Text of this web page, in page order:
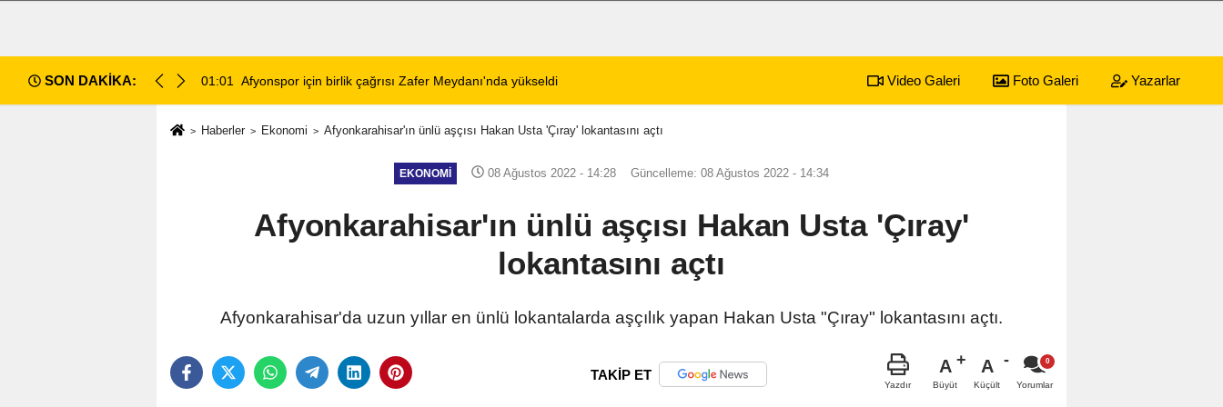
SON DAKİKA:
Hesaplara Yatıyor 01:01 Afyonspor için birlik çağrısı Zafer Meydanı'nda yükseldi Dinar'da beş gün sürecek festival programı açıklandı
Video Galeri Foto Galeri Yazarlar
Haberler Ekonomi Afyonkarahisar'ın ünlü aşçısı Hakan Usta 'Çıray' lokantasını açtı
EKONOMI 08 Ağustos 2022 - 14:28 Güncelleme: 08 Ağustos 2022 - 14:34
Afyonkarahisar'ın ünlü aşçısı Hakan Usta 'Çıray'
lokantasını açtı
Afyonkarahisar'da uzun yıllar en ünlü lokantalarda aşçılık yapan Hakan Usta "Çıray" lokantasını açtı.
TAKİP ET
Yazdır
A
Büyüt
A
Küçült Yorumlar